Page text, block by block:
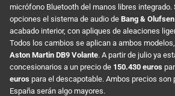
micrófono Bluetooth del manos libres integrado.
opciones el sistema de audio de Bang & Olufsen
acabado interior, con apliques de aleaciones
Todos los cambios se aplican a ambos
Aston Martin DB9 Volante. A partir de julio ya
concesionarios a un precio de 150.430 euros
euros para el descapotable. Ambos precios son
España serán algo mayores.